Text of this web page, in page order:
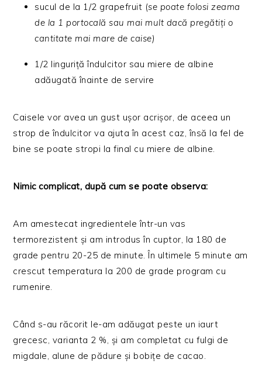
sucul de la 1/2 grapefruit (se poate folosi zeama
de la 1 portocală sau mai mult dacă pregătiți o
cantitate mai mare de caise)
1/2 linguriță îndulcitor sau miere de albine
adăugată înainte de servire
Caisele vor avea un gust ușor acrișor, de aceea un
strop de îndulcitor va ajuta în acest caz, însă la fel de
bine se poate stropi la final cu miere de albine.
Nimic complicat, după cum se poate observa:
Am amestecat ingredientele într-un vas
termorezistent și am introdus în cuptor, la 180 de
grade pentru 20-25 de minute. În ultimele 5 minute am
crescut temperatura la 200 de grade program cu
rumenire.
Când s-au răcorit le-am adăugat peste un iaurt
grecesc, varianta 2 %, și am completat cu fulgi de
migdale, alune de pădure și bobițe de cacao.